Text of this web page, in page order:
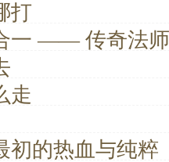
打
一 —— 传奇法
走
初的热血与纯粹